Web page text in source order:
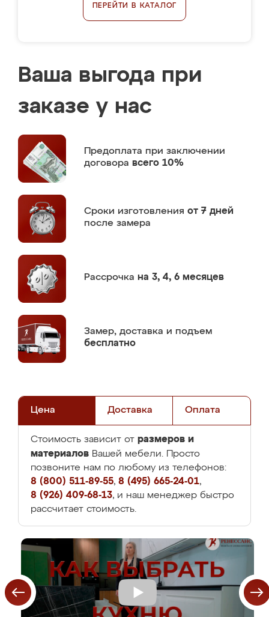
ПЕРЕЙТИ В КАТАЛОГ
Ваша выгода при
заказе у нас
Предоплата при заключении
договора всего 10%
Сроки изготовления от 7 дней
после замера
Рассрочка на 3, 4, 6 месяцев
Замер, доставка и подъем
бесплатно
Цена Доставка Оплата
Стоимость зависит от размеров и
материалов Вашей мебели. Просто
позвоните нам по любому из телефонов:
8 (800) 511-89-55, 8 (495) 665-24-01,
8 (926) 409-68-13, и наш менеджер быстро
рассчитает стоимость.